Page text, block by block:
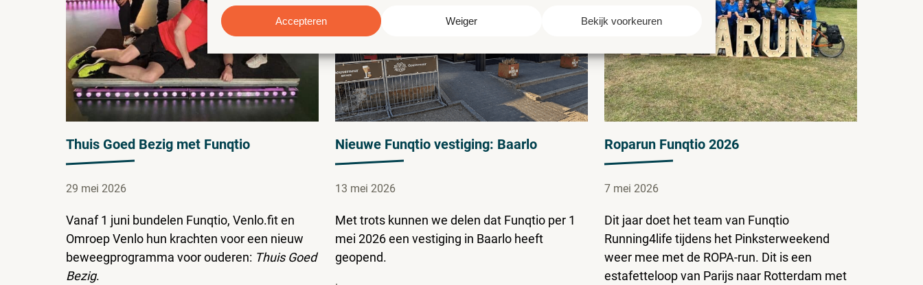
Accepteren Weiger Bekijk voorkeuren
Thuis Goed Bezig met Funqtio
29 mei 2026
Vanaf 1 juni bundelen Funqtio, Venlo.fit en
Omroep Venlo hun krachten voor een nieuw
beweegprogramma voor ouderen: Thuis Goed
Bezig.
Nieuwe Funqtio vestiging: Baarlo
13 mei 2026
Met trots kunnen we delen dat Funqtio per 1
mei 2026 een vestiging in Baarlo heeft
geopend.
Roparun Funqtio 2026
7 mei 2026
Dit jaar doet het team van Funqtio
Running4life tijdens het Pinksterweekend
weer mee met de ROPA-run. Dit is een
estafetteloop van Parijs naar Rotterdam met